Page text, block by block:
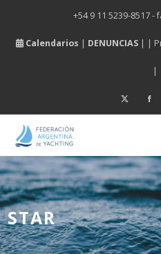
+54 9 11 5239-8517 -
Calendarios | DENUNCIAS | |
|
STAR